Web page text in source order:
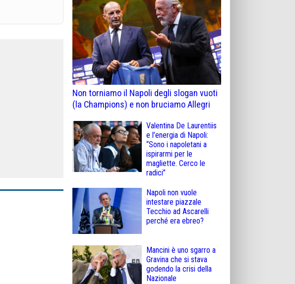
Non torniamo il Napoli degli slogan vuoti
(la Champions) e non bruciamo Allegri
Valentina De Laurentiis
e l’energia di Napoli:
“Sono i napoletani a
ispirarmi per le
magliette. Cerco le
radici”
Napoli non vuole
intestare piazzale
Tecchio ad Ascarelli
perché era ebreo?
Mancini è uno sgarro a
Gravina che si stava
godendo la crisi della
Nazionale